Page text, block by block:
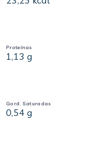
Proteínas
1,13 g
Gord. Saturadas
0,54 g